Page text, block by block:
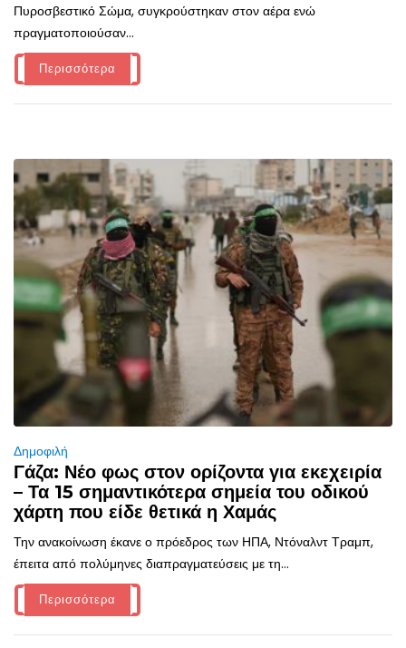
Πυροσβεστικό Σώμα, συγκρούστηκαν στον αέρα ενώ
πραγματοποιούσαν...
Περισσότερα
Δημοφιλή
Γάζα: Νέο φως στον ορίζοντα για εκεχειρία
– Τα 15 σημαντικότερα σημεία του οδικού
χάρτη που είδε θετικά η Χαμάς
Την ανακοίνωση έκανε ο πρόεδρος των ΗΠΑ, Ντόναλντ Τραμπ,
έπειτα από πολύμηνες διαπραγματεύσεις με τη...
Περισσότερα